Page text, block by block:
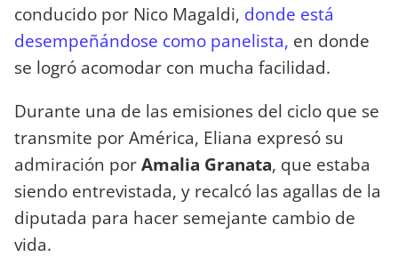
conducido por Nico Magaldi, donde está
desempeñándose como panelista, en donde
se logró acomodar con mucha facilidad.
Durante una de las emisiones del ciclo que se
transmite por América, Eliana expresó su
admiración porAmalia Granata, que estaba
siendo entrevistada, y recalcó las agallas de la
diputada para hacer semejante cambio de
vida.